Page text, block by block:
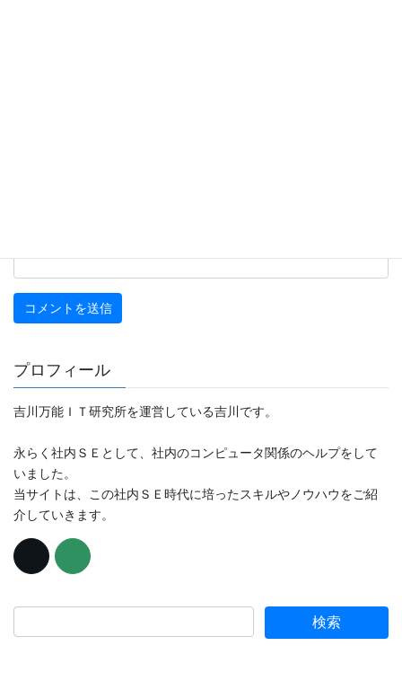
プロフィール
吉川万能ＩＴ研究所を運営している吉川です。
永らく社内ＳＥとして、社内のコンピュータ関係のヘルプをして
いました。
当サイトは、この社内ＳＥ時代に培ったスキルやノウハウをご紹
介していきます。